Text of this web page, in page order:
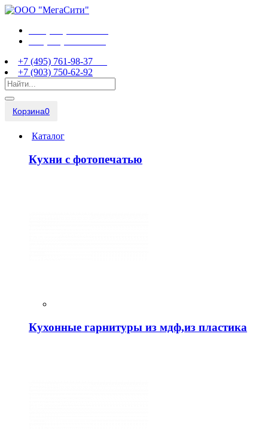
+7 (495) 761-98-37
+7 (903) 750-62-92
Корзина0
Каталог
Кухни с фотопечатью
Кухонные гарнитуры из мдф,из пластика